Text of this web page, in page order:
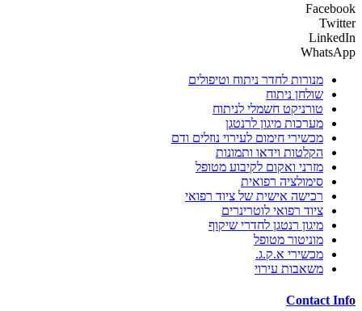
Facebook
Twitter
LinkedIn
WhatsApp
מנורות לחדר ניתוח וטיפולים
שולחן ניתוח
טורניקט חשמלי לניתוח
מערכות מיגון לרנטגן
מכשירי חימום לעירוי נוזלים ודם
הקלטות וידאו ותמונות
מזרני ואקום לקיבוע מטופל
סימולציה רפואית
רכישה אישית של ציוד רפואי
ציוד רפואי לוטרינרים
מיגון רנטגן לחדרי שיקוף
מוניטור מטופל
מכשירי א.ק.ג.
משאבות עירוי
Contact Info